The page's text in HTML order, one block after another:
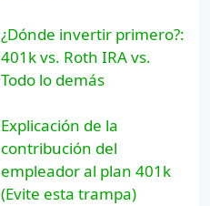
¿Dónde invertir primero?:
401k vs. Roth IRA vs.
Todo lo demás
Explicación de la
contribución del
empleador al plan 401k
(Evite esta trampa)